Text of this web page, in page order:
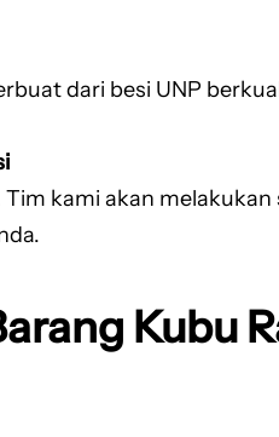
dari besi UNP
kami akan
Kubu